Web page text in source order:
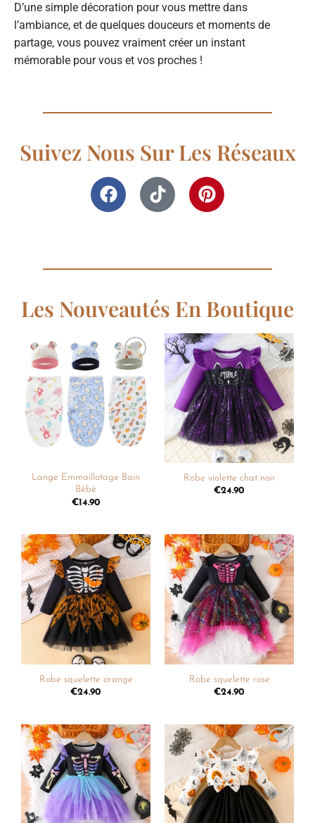
D’une simple décoration pour vous mettre dans
l’ambiance, et de quelques douceurs et moments de
partage, vous pouvez vraiment créer un instant
mémorable pour vous et vos proches !
Suivez Nous Sur Les Réseaux
Les Nouveautés En Boutique
Ajouter
à la
liste de
souhaits
Lange Emmaillotage Bain
Bébé
€14.90
Ajouter
à la
liste de
souhaits
Robe violette chat noir
€24.90
Ajouter
à la
liste de
souhaits
Robe squelette orange
€24.90
Ajouter
à la
liste de
souhaits
Robe squelette rose
€24.90
Ajouter
à la
liste de
souhaits
Ajouter
à la
liste de
souhaits